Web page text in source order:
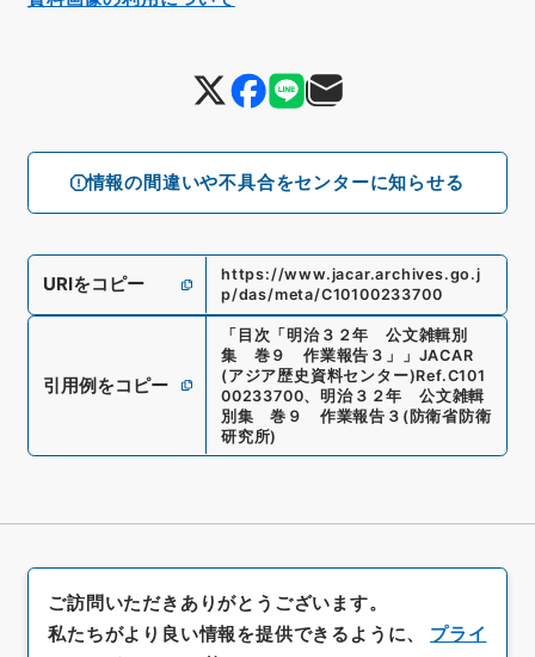
情報の間違いや不具合をセンターに知らせる
URIをコピー
https://www.jacar.archives.go.j
p/das/meta/C10100233700
引用例をコピー
「 目次「明治３２年 公文雑輯別
集 巻９ 作業報告３」
」 JACAR
(アジア歴史資料センター)Ref.C101
00233700、明治３２年 公文雑輯
別集 巻９ 作業報告３ (防衛省防衛
研究所)
ご訪問いただきありがとうございます。
私たちがより良い情報を提供できるように、 プライ